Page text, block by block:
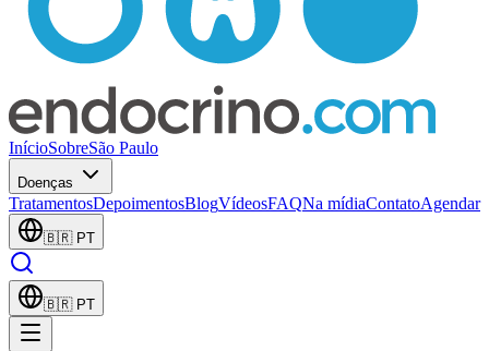
InícioSobreSão Paulo
Doenças
TratamentosDepoimentosBlogVídeosFAQNa mídiaContatoAgendar
🇧🇷 PT
🇧🇷 PT